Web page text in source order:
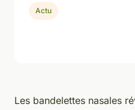
Les bandelettes nasales
Actu